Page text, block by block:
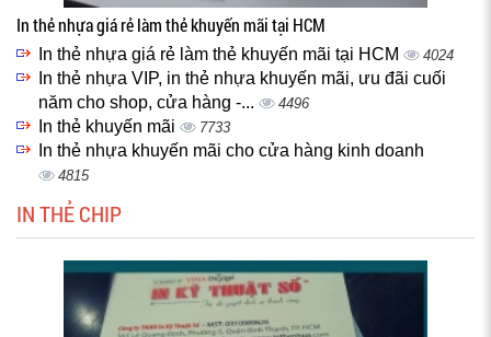
In thẻ nhựa giá rẻ làm thẻ khuyến mãi tại HCM
In thẻ nhựa giá rẻ làm thẻ khuyến mãi tại HCM 4024
In thẻ nhựa VIP, in thẻ nhựa khuyến mãi, ưu đãi cuối
năm cho shop, cửa hàng -...
4496
In thẻ khuyến mãi 7733
In thẻ nhựa khuyến mãi cho cửa hàng kinh doanh
4815
IN THẺ CHIP